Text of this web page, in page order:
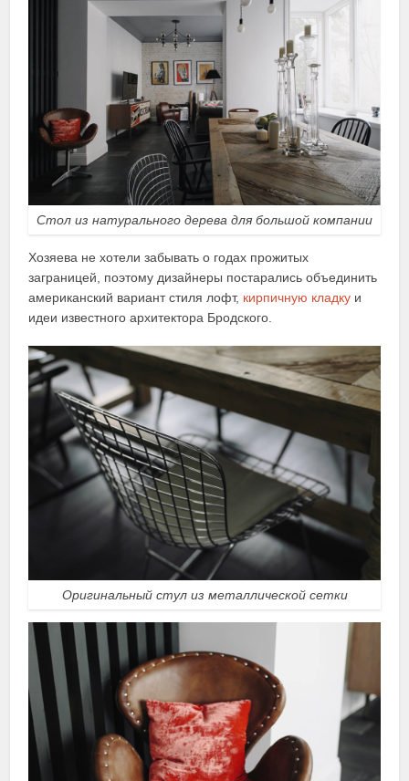
Стол из натурального дерева для большой компании
Хозяева не хотели забывать о годах прожитых
заграницей, поэтому дизайнеры постарались объединить
американский вариант стиля лофт, кирпичную кладку и
идеи известного архитектора Бродского.
Оригинальный стул из металлической сетки